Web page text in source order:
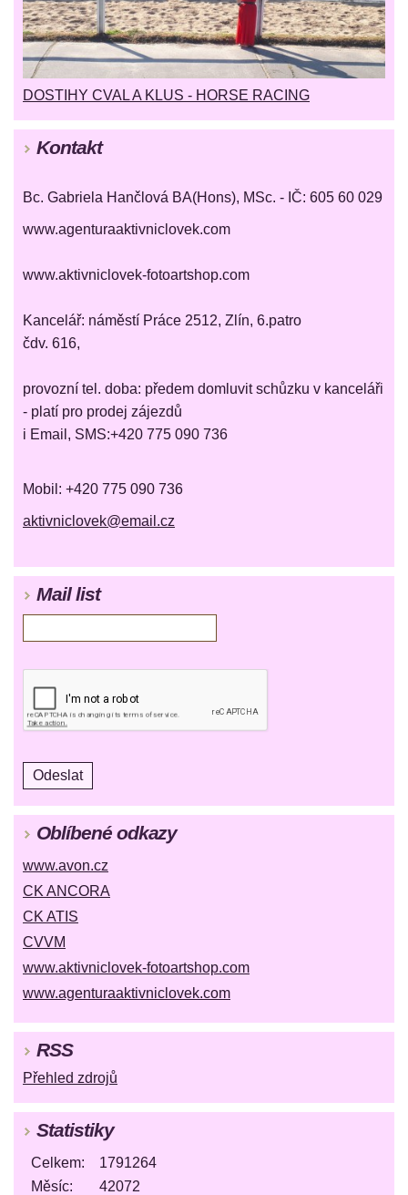
DOSTIHY CVAL A KLUS - HORSE RACING
Kontakt
Bc. Gabriela Hančlová BA(Hons), MSc. - IČ: 605 60 029
www.agenturaaktivniclovek.com
www.aktivniclovek-fotoartshop.com
Kancelář: náměstí Práce 2512, Zlín, 6.patro
čdv. 616,
provozní tel. doba: předem domluvit schůzku v kanceláři
- platí pro prodej zájezdů
i Email, SMS:+420 775 090 736
Mobil: +420 775 090 736
aktivniclovek@email.cz
Mail list
Oblíbené odkazy
www.avon.cz
CK ANCORA
CK ATIS
CVVM
www.aktivniclovek-fotoartshop.com
www.agenturaaktivniclovek.com
RSS
Přehled zdrojů
Statistiky
Celkem:
1791264
Měsíc:
42072